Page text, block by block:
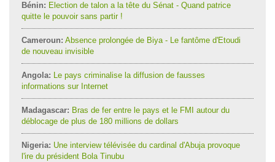
Bénin: Election de talon a la tête du Sénat - Quand patrice
quitte le pouvoir sans partir !
Cameroun: Absence prolongée de Biya - Le fantôme d'Etoudi
de nouveau invisible
Angola: Le pays criminalise la diffusion de fausses
informations sur Internet
Madagascar: Bras de fer entre le pays et le FMI autour du
déblocage de plus de 180 millions de dollars
Nigeria: Une interview télévisée du cardinal d'Abuja provoque
l'ire du président Bola Tinubu